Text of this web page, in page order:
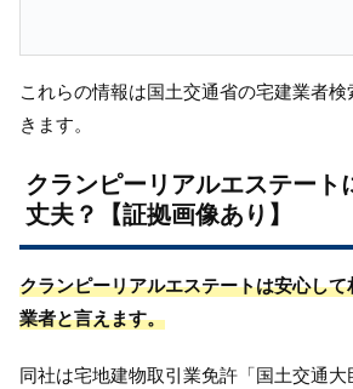
これらの情報は国土交通省の宅建業者
きます。
クランピーリアルエステート
丈夫？【証拠画像あり】
クランピーリアルエステートは安心し
業者と言えます。
同社は宅地建物取引業免許「国土交通